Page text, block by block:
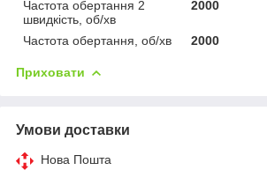
Частота обертання 2
швидкість, об/хв
2000
Частота обертання, об/хв 2000
Приховати
Умови доставки
Нова Пошта